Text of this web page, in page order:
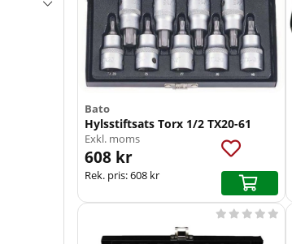
Bato
Hylsstiftsats Torx 1/2 TX20-61
Exkl. moms
608 kr
Rek. pris:608 kr
    